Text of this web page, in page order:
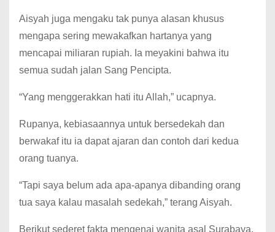
Aisyah juga mengaku tak punya alasan khusus
mengapa sering mewakafkan hartanya yang
mencapai miliaran rupiah. Ia meyakini bahwa itu
semua sudah jalan Sang Pencipta.
“Yang menggerakkan hati itu Allah,” ucapnya.
Rupanya, kebiasaannya untuk bersedekah dan
berwakaf itu ia dapat ajaran dan contoh dari kedua
orang tuanya.
“Tapi saya belum ada apa-apanya dibanding orang
tua saya kalau masalah sedekah,” terang Aisyah.
Berikut sederet fakta mengenai wanita asal Surabaya,